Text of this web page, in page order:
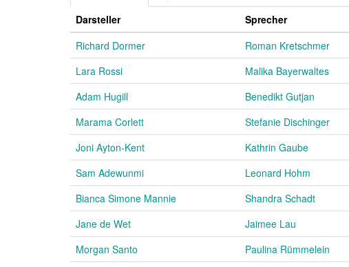
Darsteller
Sprecher
Richard Dormer
Roman Kretschmer
Lara Rossi
Malika Bayerwaltes
Adam Hugill
Benedikt Gutjan
Marama Corlett
Stefanie Dischinger
Joni Ayton-Kent
Kathrin Gaube
Sam Adewunmi
Leonard Hohm
Bianca Simone Mannie
Shandra Schadt
Jane de Wet
Jaimee Lau
Morgan Santo
Paulina Rümmelein